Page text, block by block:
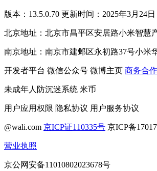
版本：13.5.0.70 更新时间：2025年3月24日
北京地址：北京市昌平区安居路小米智慧
南京地址：南京市建邺区永初路37号小米
开发者平台 微信公众号 微博主页 商务合作
未成年人防沉迷系统 米币
用户应用权限 隐私协议 用户服务协议
@wali.com 京ICP证110335号 京ICP备
营业执照
京公网安备11010802023678号